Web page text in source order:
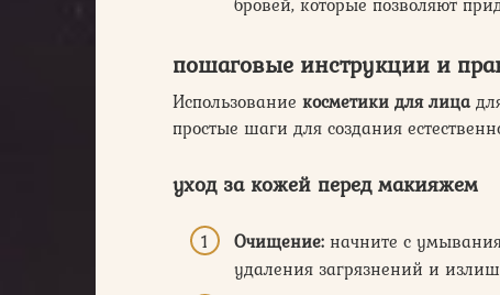
пошаговые инструкции и
Использование косметики для лица
простые шаги для создания
уход за кожей перед макияжем
Очищение: начните с
удаления загрязнений и